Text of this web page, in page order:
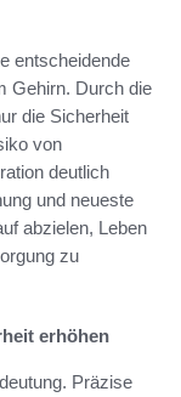
entscheidende
Gehirn. Durch die
die Sicherheit
von
deutlich
und neueste
abzielen, Leben
zu
erhöhen
Präzise